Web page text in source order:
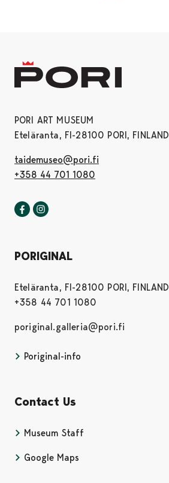
PORI ART MUSEUM
Eteläranta, FI-28100 PORI, FINLAND
taidemuseo@pori.fi
+358 44 701 1080
Pori art museum in Facebook
Opens in a new tab
PORIGINAL
Eteläranta, FI-28100 PORI, FINLAND
+358 44 701 1080
poriginal.galleria@pori.fi
Poriginal-info
Contact Us
Museum Staff
Google Maps